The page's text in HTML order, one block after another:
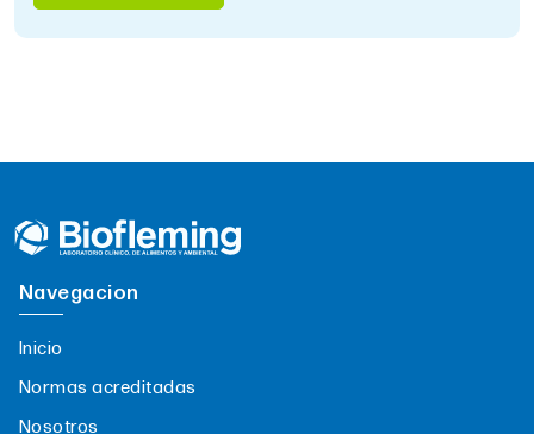
Navegacion
Inicio
Normas acreditadas
Nosotros